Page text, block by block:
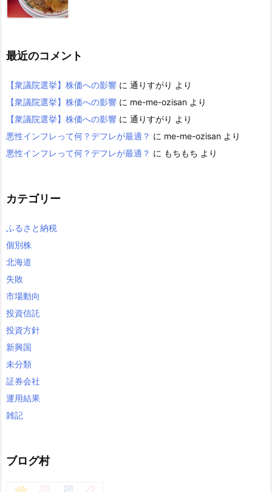
最近のコメント
【衆議院選挙】株価への影響 に 通りすがり より
【衆議院選挙】株価への影響 に me-me-ozisan より
【衆議院選挙】株価への影響 に 通りすがり より
悪性インフレって何？デフレが最適？ に me-me-ozisan より
悪性インフレって何？デフレが最適？ に もちもち より
カテゴリー
ふるさと納税
個別株
北海道
失敗
市場動向
投資信託
投資方針
新興国
未分類
証券会社
運用結果
雑記
ブログ村